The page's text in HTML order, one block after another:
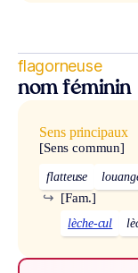
flagorneuse
nom féminin
Sens principaux
[Sens commun]
flatteuse
[Fam.]
↪
lèche-cul